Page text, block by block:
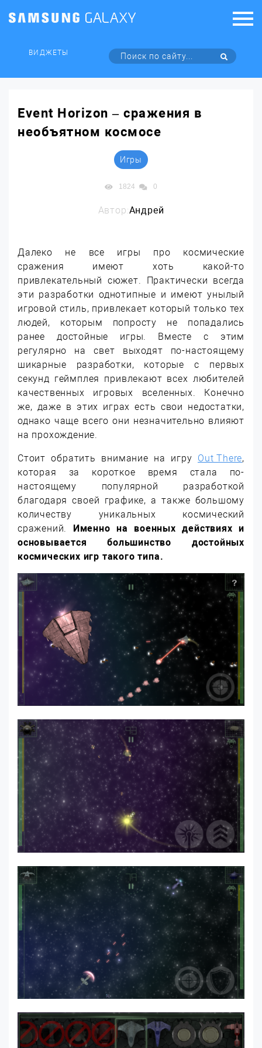
ВИДЖЕТЫ
Event Horizon – сражения в
необъятном космосе
Игры
1824 0
Автор:Андрей
Далеко не все игры про космические
сражения имеют хоть какой-то
привлекательный сюжет. Практически всегда
эти разработки однотипные и имеют унылый
игровой стиль, привлекает который только тех
людей, которым попросту не попадались
ранее достойные игры. Вместе с этим
регулярно на свет выходят по-настоящему
шикарные разработки, которые с первых
секунд геймплея привлекают всех любителей
качественных игровых вселенных. Конечно
же, даже в этих играх есть свои недостатки,
однако чаще всего они незначительно влияют
на прохождение.
Стоит обратить внимание на игру Out There,
которая за короткое время стала по-
настоящему популярной разработкой
благодаря своей графике, а также большому
количеству уникальных космический
сражений. Именно на военных действиях и
основывается большинство достойных
космических игр такого типа.